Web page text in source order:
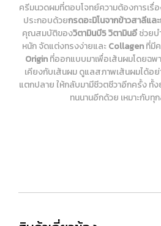
ครีมนวดผมที่ตอบโจทย์ความต้องการเรื่
ประกอบด้วยกรดอะมิโนจากข้าวสาลีแ
คุณสมบัติของวิตามินบี5วิตามินอีช่วยบ
หนัก จัดแต่งทรงง่ายและCollagenที่มี
Originที่ออกแบบมาเพื่อเส้นผมโดยฉพ
เคียงกับเส้นผม ดูแลสภาพเส้นผมได้อ
แตกปลาย ให้กลับมามีชีวตชีวาอีกครั้ง ทั้
ทนนานอีกด้วย เหมาะกับทุ